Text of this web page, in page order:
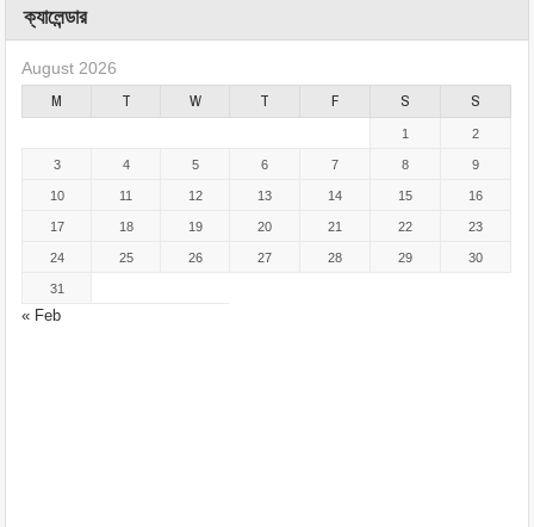
ক্যালেন্ডার
August 2026
M T W T F S S
« Feb
1 2
3 4 5 6 7 8 9
10 11 12 13 14 15 16
17 18 19 20 21 22 23
24 25 26 27 28 29 30
31